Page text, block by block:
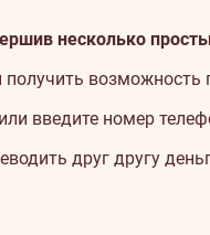
несколько
возможность
введите номер
друг другу